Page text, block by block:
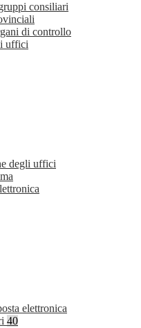
consiliari
di controllo
uffici
degli uffici
elettronica
40